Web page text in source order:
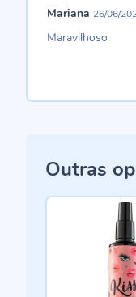
Mariana 26/06/
Maravilhoso
Outras